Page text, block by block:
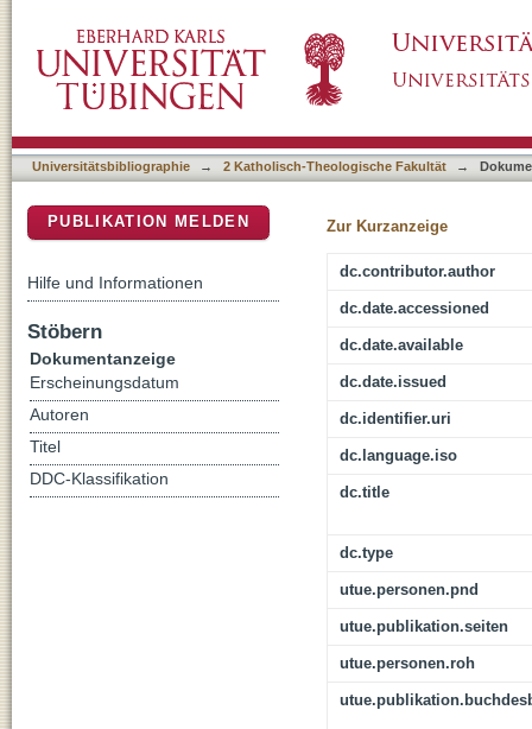
Universitätsbibliographie → 2 Katholisch-Theologische Fakultät →
Zur Kurzanzeige
dc.contributor.author
dc.date.accessioned
dc.date.available
dc.date.issued
dc.identifier.uri
dc.language.iso
dc.title
dc.type
utue.personen.pnd
utue.publikation.seiten
utue.personen.roh
PUBLIKATION MELDEN
Hilfe und Informationen
Stöbern
Dokumentanzeige
Erscheinungsdatum
Autoren
Titel
DDC-Klassifikation